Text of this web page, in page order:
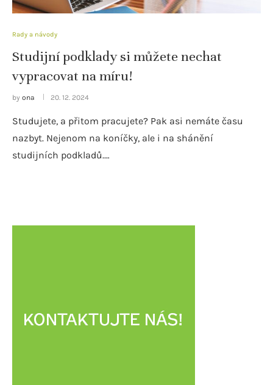
Rady a návody
Studijní podklady si můžete nechat
vypracovat na míru!
by ona 20. 12. 2024
Studujete, a přitom pracujete? Pak asi nemáte času
nazbyt. Nejenom na koníčky, ale i na shánění
studijních podkladů.…